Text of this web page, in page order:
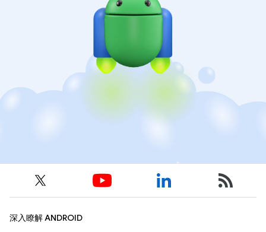
深入瞭解 ANDROID